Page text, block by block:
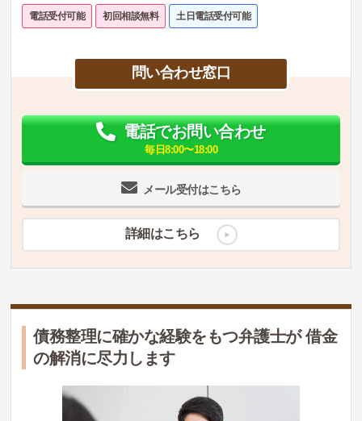
電話受付可能 初回相談無料 土日電話受付可能
問い合わせ窓口
メール受付はこちら
電話でお問い合わせ
毎日8:00〜18:00
詳細はこちら
債務整理に確かな経験をもつ弁護士が 借金
の解消に尽力します